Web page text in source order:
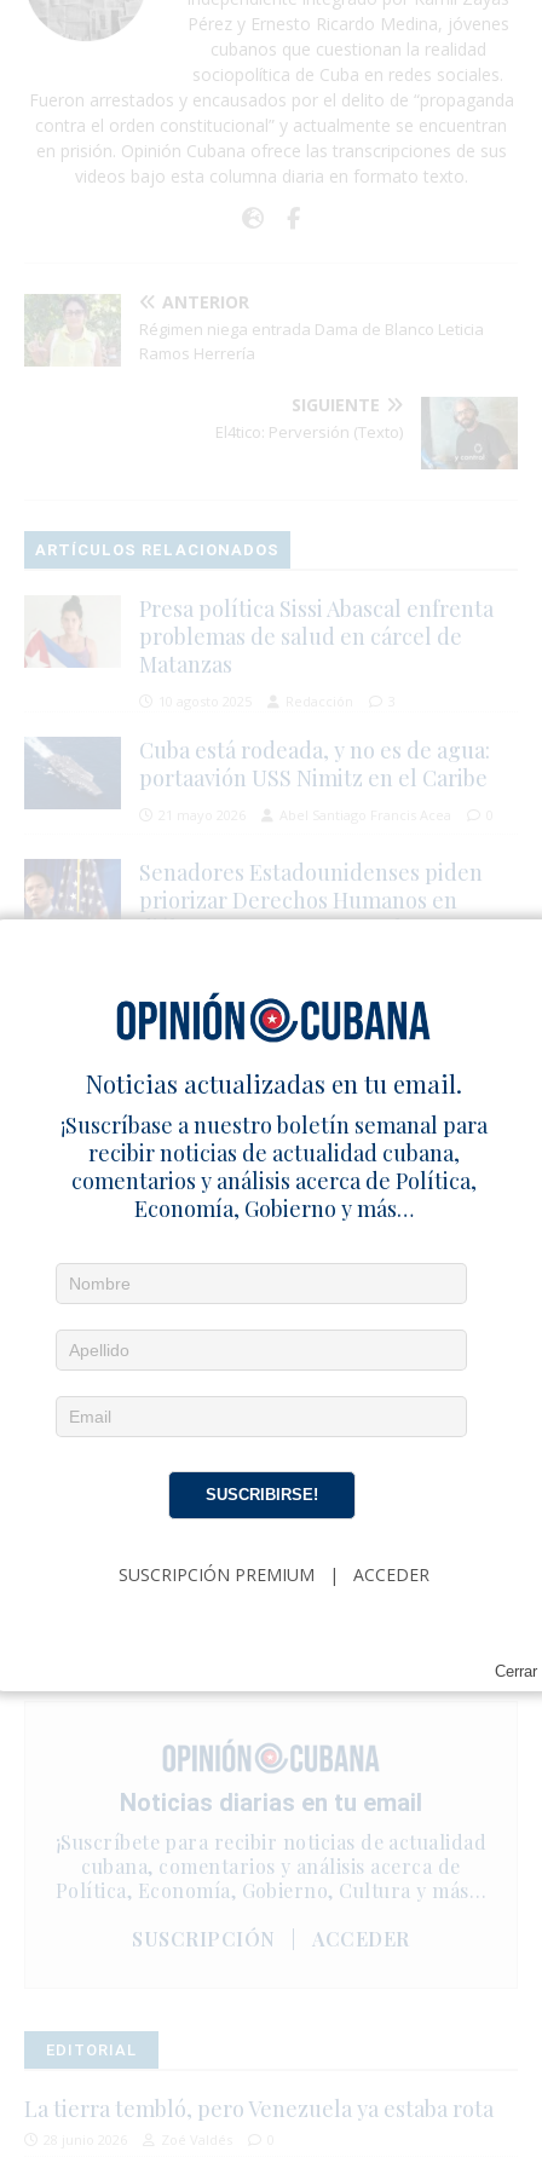
Pérez y Ernesto Ricardo Medina, jóvenes
cubanos que cuestionan la realidad
sociopolítica de Cuba en redes sociales.
Fueron arrestados y encausados por el delito de “propaganda
contra el orden constitucional” y actualmente se encuentran
en prisión. Opinión Cubana ofrece las transcripciones de sus
videos bajo esta columna diaria en formato texto.
ANTERIOR
Régimen niega entrada Dama de Blanco Leticia
Ramos Herrería
SIGUIENTE
El4tico: Perversión (Texto)
ARTÍCULOS RELACIONADOS
Presa política Sissi Abascal enfrenta
problemas de salud en cárcel de
Matanzas
Cuba está rodeada, y no es de agua:
portaavión USS Nimitz en el Caribe
Senadores Estadounidenses piden
priorizar Derechos Humanos en
diálogo entre EE.UU. y Cuba
1 TRACKBACK / PINGBACK
El4tico: Estafa piramidal (Texto) - Noticias Cubanas
Deja un comentario
Noticias diarias en tu email
¡Suscríbete para recibir noticias de actualidad
cubana, comentarios y análisis acerca de
Política, Economía, Gobierno, Cultura y más…
SUSCRIPCIÓN
ACCEDER
EDITORIAL
La tierra tembló, pero Venezuela ya estaba rota
Cerrar
Noticias actualizadas en tu email.
¡Suscríbase a nuestro boletín semanal para
recibir noticias de actualidad cubana,
comentarios y análisis acerca de Política,
Economía, Gobierno y más…
SUSCRIBIRSE!
SUSCRIPCIÓN PREMIUM | ACCEDER